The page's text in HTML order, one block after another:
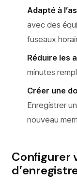
Adapté à
avec des
fuseaux
Réduire les
minutes
Créer une
Enregistrer
nouveau
Configurer